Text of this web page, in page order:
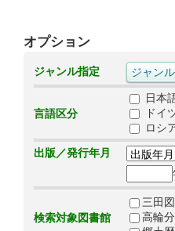
オプション
ジャンル指定
言語区分
日本
ドイ
ロシ
出版／発行年月
検索対象図書館
三田
高輪